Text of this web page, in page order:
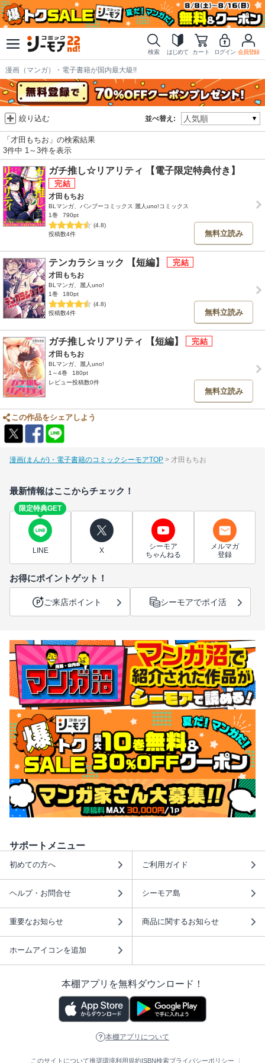
検索 はじめて カート ログイン 会員登録
漫画（マンガ）・電子書籍が国内最大級!!
並べ替え:
絞り込む
「才田もちお」の検索結果
3件中 1～3件を表示
ガチ推し☆リアリティ 【電子限定特典付き】
才田もちお
BLマンガ、バンブーコミックス 麗人uno!コミックス
1巻
790pt
(4.8)
投稿数4件
無料立読み
テンカラショック 【短編】
才田もちお
BLマンガ、麗人uno!
1巻
180pt
(4.8)
投稿数4件
無料立読み
ガチ推し☆リアリティ 【短編】
才田もちお
BLマンガ、麗人uno!
1～4巻
180pt
レビュー投稿数0件
無料立読み
この作品をシェアしよう
漫画(まんが)・電子書籍のコミックシーモアTOP 才田もちお
最新情報はここからチェック！
限定特典GET
LINE X
シーモア
ちゃんねる
メルマガ
登録
お得にポイントゲット！
ご来店ポイント シーモアでポイ活
サポートメニュー
初めての方へ ご利用ガイド
ヘルプ・お問合せ シーモア島
重要なお知らせ 商品に関するお知らせ
ホームアイコンを追加
本棚アプリを無料ダウンロード！
本棚アプリについて
このサイトについて推奨環境利用規約 ISBN検索プライバシーポリシー